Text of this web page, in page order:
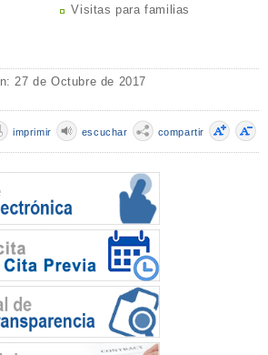
Visitas para familias
27 de Octubre de 2017
compartir
escuchar
imprimir